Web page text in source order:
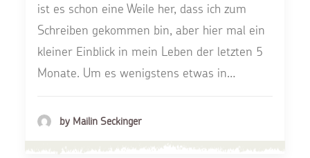
ist es schon eine Weile her, dass ich zum
Schreiben gekommen bin, aber hier mal ein
kleiner Einblick in mein Leben der letzten 5
Monate. Um es wenigstens etwas in…
by Mailin Seckinger